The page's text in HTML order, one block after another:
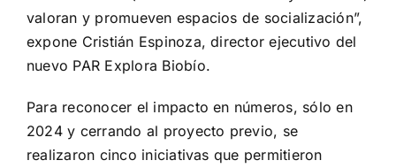
valoran y promueven espacios de socialización”,
expone Cristián Espinoza, director ejecutivo del
nuevo PAR Explora Biobío.
Para reconocer el impacto en números, sólo en
2024 y cerrando al proyecto previo, se
realizaron cinco iniciativas que permitieron